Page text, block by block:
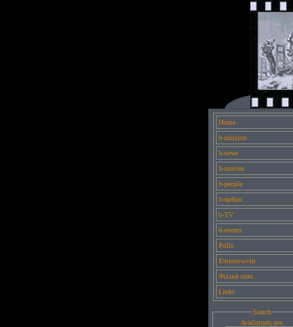
Home
b-mission
b-news
b-movies
b-people
b-άρθρα
b-TV
b-events
Polls
Επικοινωνία
Φιλικά sites
Links
Search
Αναζητηση για: